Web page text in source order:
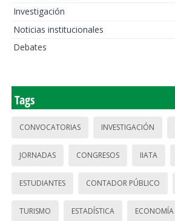
Investigación
Noticias institucionales
Debates
Tags
CONVOCATORIAS INVESTIGACIÓN
JORNADAS CONGRESOS IIATA
ESTUDIANTES CONTADOR PÚBLICO
TURISMO ESTADÍSTICA ECONOMÍA